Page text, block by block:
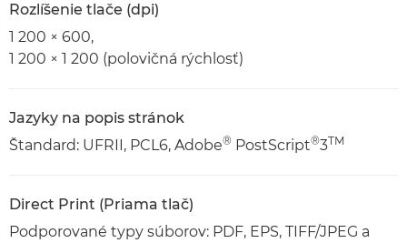
Rozlíšenie tlače (dpi)
1 200 × 600,
1 200 × 1 200 (polovičná rýchlosť)
Jazyky na popis stránok
Štandard: UFRII, PCL6, Adobe® PostScript®3TM
Direct Print (Priama tlač)
Podporované typy súborov: PDF, EPS, TIFF/JPEG a